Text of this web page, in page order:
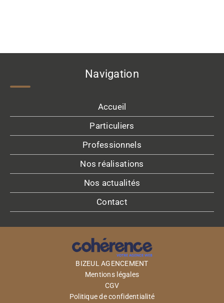
Navigation
Accueil
Particuliers
Professionnels
Nos réalisations
Nos actualités
Contact
BIZEUL AGENCEMENT
Mentions légales
CGV
Politique de confidentialité